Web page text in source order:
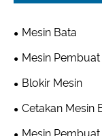
Mesin Bata
Mesin
Blokir Mesin
Cetakan Mesin